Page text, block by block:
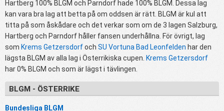
Hartberg 100% BLGM och Parndorf hade 100% BLGM. Dessa lag
kan vara bra lag att betta på om oddsen är rätt. BLGM är kul att
titta på som åskådare och det verkar som om de 3 lagen Salzburg,
Hartberg och Parndorf håller fansen underhållna. För övrigt, lag
som Krems Getzersdorfoch SU Vortuna Bad Leonfelden har den
lägsta BLGM av alla lag i Österrikiska cupen. Krems Getzersdorf
har 0% BLGM och som är lägst i tävlingen.
BLGM - ÖSTERRIKE
Bundesliga BLGM